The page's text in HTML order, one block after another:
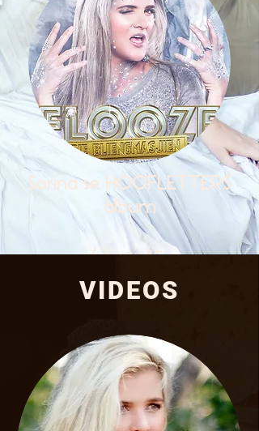
Sorina se HOOFLETTERS
album
Floozese
Die Bliengmasjienalbum
VIDEOS